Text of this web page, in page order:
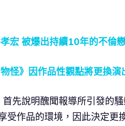
宏 被爆出持續10年的不倫
怪》因作品性觀點將更換演
先說明醜聞報導所引發的
受作品的環境，因此決定更